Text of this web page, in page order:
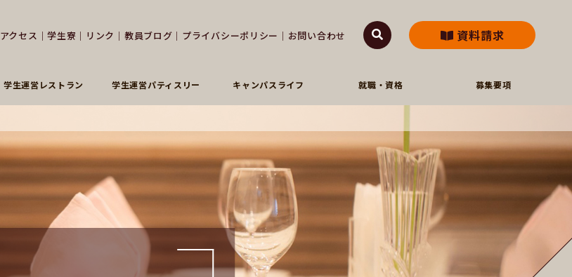
学生運営レストラン 学生運営パティスリー キャンパスライフ 就職・資格 募集要項
アクセス ｜学生寮 ｜ リンク ｜ 教員ブログ ｜ プライバシーポリシー ｜ お問い合わせ 資料請求